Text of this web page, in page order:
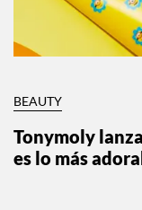
BEAUTY
Tonymoly
es lo más